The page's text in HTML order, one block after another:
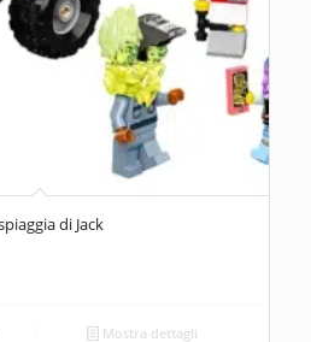
di Jack
Mostra dettagli